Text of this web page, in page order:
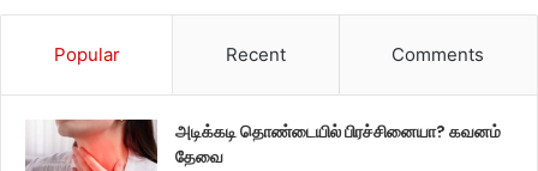
Popular Recent Comments
அடிக்கடி தொண்டையில் பிரச்சினையா? கவனம்
தேவை